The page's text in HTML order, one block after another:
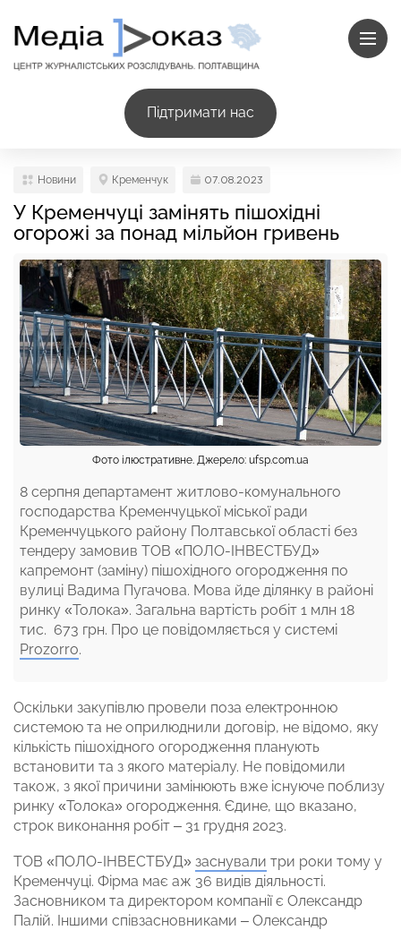
Підтримати нас
Новини Кременчук 07.08.2023
У Кременчуці замінять пішохідні
огорожі за понад мільйон гривень
Фото ілюстративне. Джерело: ufsp.com.ua
8 серпня департамент житлово-комунального
господарства Кременчуцької міської ради
Кременчуцького району Полтавської області без
тендеру замовив ТОВ «ПОЛО-ІНВЕСТБУД»
капремонт (заміну) пішохідного огородження по
вулиці Вадима Пугачова. Мова йде ділянку в районі
ринку «Толока». Загальна вартість робіт 1 млн 18
тис. 673 грн. Про це повідомляється у системі
Prozorro.
Оскільки закупівлю провели поза електронною
системою та не оприлюднили договір, не відомо, яку
кількість пішохідного огородження планують
встановити та з якого матеріалу. Не повідомили
також, з якої причини замінюють вже існуюче поблизу
ринку «Толока» огородження. Єдине, що вказано,
строк виконання робіт – 31 грудня 2023.
ТОВ «ПОЛО-ІНВЕСТБУД» заснували три роки тому у
Кременчуці. Фірма має аж 36 видів діяльності.
Засновником та директором компанії є Олександр
Палій. Іншими співзасновниками – Олександр